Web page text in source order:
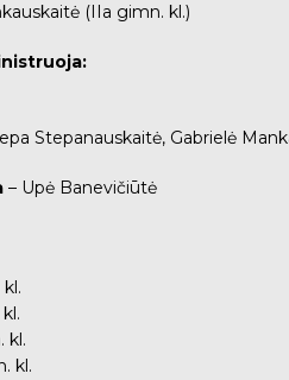
(IIa gimn. kl.)
Stepanauskaitė, Gabrielė
– Upė Banevičiūtė
kl.
kl.